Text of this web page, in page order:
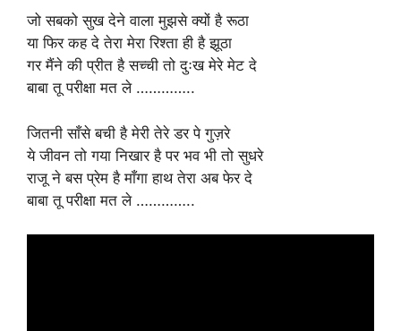
जो सबको सुख देने वाला मुझसे क्यों है रूठा
या फिर कह दे तेरा मेरा रिश्ता ही है झूठा
गर मैंने की प्रीत है सच्ची तो दुःख मेरे मेट दे
बाबा तू परीक्षा मत ले …………..
जितनी साँसे बची है मेरी तेरे डर पे गुज़रे
ये जीवन तो गया निखार है पर भव भी तो सुधरे
राजू ने बस प्रेम है माँगा हाथ तेरा अब फेर दे
बाबा तू परीक्षा मत ले …………..